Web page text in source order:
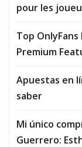
pour les
Top
Premium
Apuestas en
saber
Mi único
Guerrero: